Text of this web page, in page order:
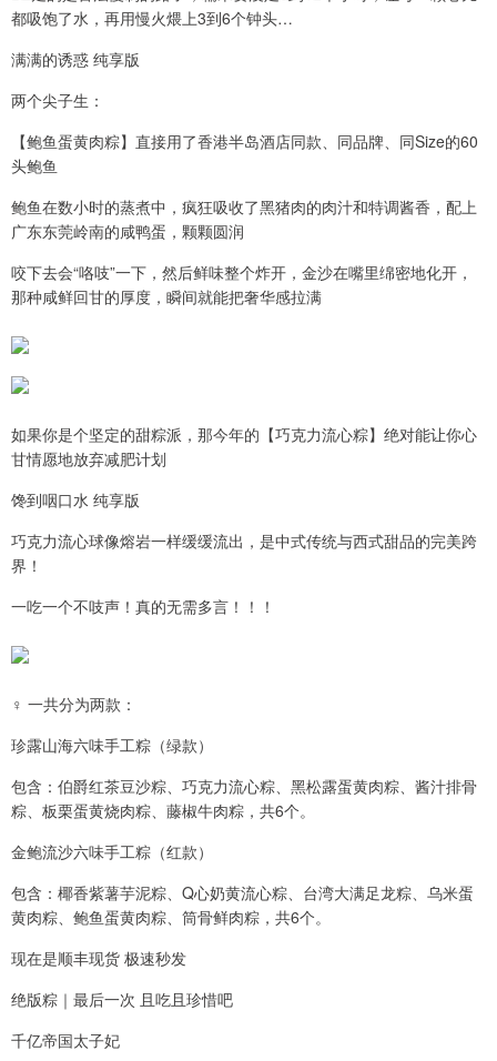
都吸饱了水，再用慢火煨上3到6个钟头…
满满的诱惑 纯享版
两个尖子生：
【鲍鱼蛋黄肉粽】直接用了香港半岛酒店同款、同品牌、同Size的60
头鲍鱼
鲍鱼在数小时的蒸煮中，疯狂吸收了黑猪肉的肉汁和特调酱香，配上
广东东莞岭南的咸鸭蛋，颗颗圆润
咬下去会“咯吱”一下，然后鲜味整个炸开，金沙在嘴里绵密地化开，
那种咸鲜回甘的厚度，瞬间就能把奢华感拉满
如果你是个坚定的甜粽派，那今年的【巧克力流心粽】绝对能让你心
甘情愿地放弃减肥计划
馋到咽口水 纯享版
巧克力流心球像熔岩一样缓缓流出，是中式传统与西式甜品的完美跨
界！
一吃一个不吱声！真的无需多言！！！
‍♀️ 一共分为两款：
珍露山海六味手工粽（绿款）
包含：伯爵红茶豆沙粽、巧克力流心粽、黑松露蛋黄肉粽、酱汁排骨
粽、板栗蛋黄烧肉粽、藤椒牛肉粽，共6个。
金鲍流沙六味手工粽（红款）
包含：椰香紫薯芋泥粽、Q心奶黄流心粽、台湾大满足龙粽、乌米蛋
黄肉粽、鲍鱼蛋黄肉粽、筒骨鲜肉粽，共6个。
现在是顺丰现货 极速秒发
绝版粽｜最后一次 且吃且珍惜吧
千亿帝国太子妃